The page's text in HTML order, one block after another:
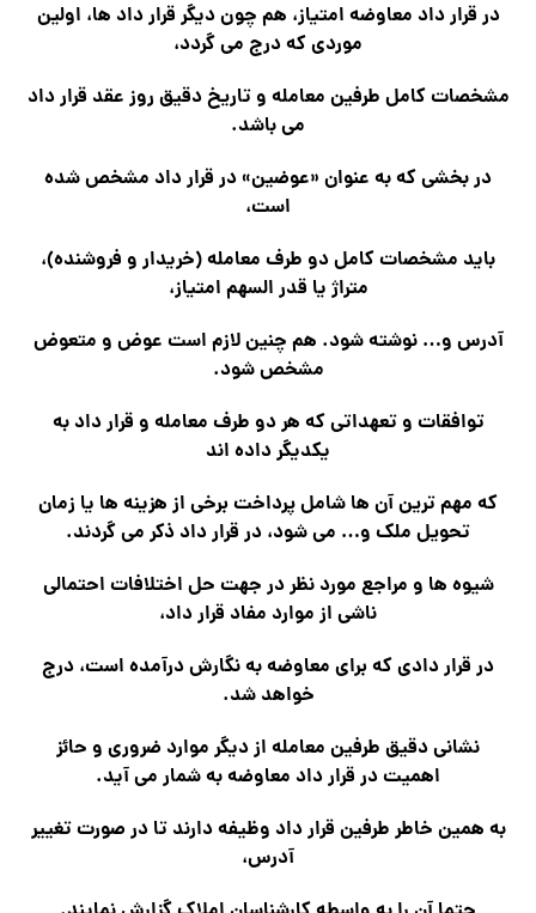
در قرار داد معاوضه امتیاز، هم چون دیگر قرار داد ها، اولین
موردی که درج می گردد،
مشخصات کامل طرفین معامله و تاریخ دقیق روز عقد قرار داد
می باشد.
در بخشی که به عنوان «عوضین» در قرار داد مشخص شده
است،
باید مشخصات کامل دو طرف معامله (خریدار و فروشنده)،
متراژ یا قدر السهم امتیاز،
آدرس و… نوشته شود. هم چنین لازم است عوض و متعوض
مشخص شود.
توافقات و تعهداتی که هر دو طرف معامله و قرار داد به
یکدیگر داده اند
که مهم ترین آن ها شامل پرداخت برخی از هزینه ها یا زمان
تحویل ملک و… می شود، در قرار داد ذکر می گردند.
شیوه ها و مراجع مورد نظر در جهت حل اختلافات احتمالی
ناشی از موارد مفاد قرار داد،
در قرار دادی که برای معاوضه به نگارش درآمده است، درج
خواهد شد.
نشانی دقیق طرفین معامله از دیگر موارد ضروری و حائز
اهمیت در قرار داد معاوضه به شمار می آید.
به همین خاطر طرفین قرار داد وظیفه دارند تا در صورت تغییر
آدرس،